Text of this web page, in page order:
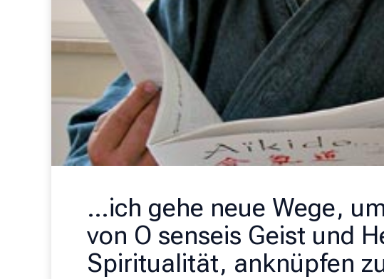
…ich gehe neue Wege,
von O senseis Geist und
Spiritualität, anknüpfen